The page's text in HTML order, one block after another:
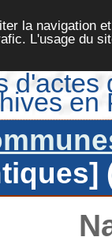
la navigation
L'usage du
d'actes
en